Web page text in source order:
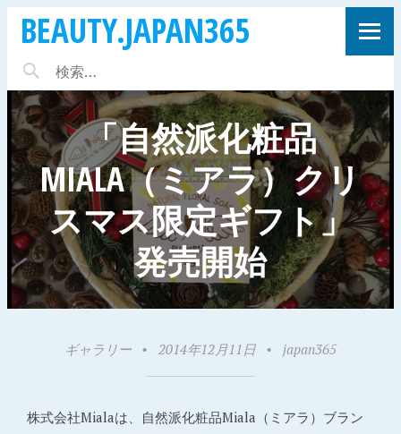
BEAUTY.JAPAN365
「自然派化粧品
MIALA（ミアラ）クリ
スマス限定ギフト」
発売開始
ギャラリー • 2014年12月11日 • japan365
株式会社Mialaは、自然派化粧品Miala（ミアラ）ブラン